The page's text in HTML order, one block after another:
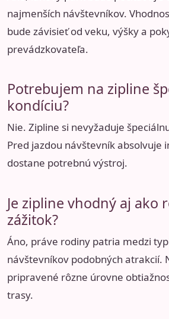
najmenších návštevníkov.
bude závisieť od veku, výšky a
prevádzkovateľa.
Potrebujem na zipline
kondíciu?
Nie. Zipline si nevyžaduje
Pred jazdou návštevník absolvuje
dostane potrebnú výstroj.
Je zipline vhodný aj ako
zážitok?
Áno, práve rodiny patria medzi
návštevníkov podobných atrakcií.
pripravené rôzne úrovne
trasy.